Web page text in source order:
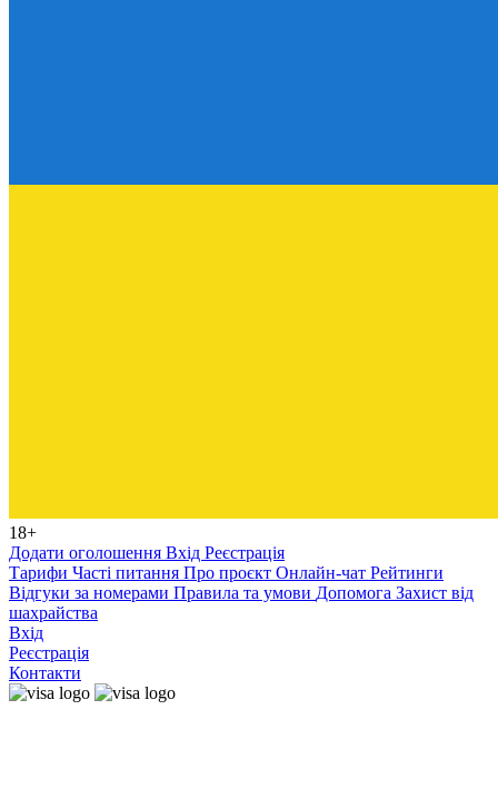
18+
Додати оголошення Вхід Реєстрація
Тарифи Часті питання Про проєкт Онлайн-чат Рейтинги
Відгуки за номерами Правила та умови Допомога Захист від
шахрайства
Вхід
Реєстрація
Контакти